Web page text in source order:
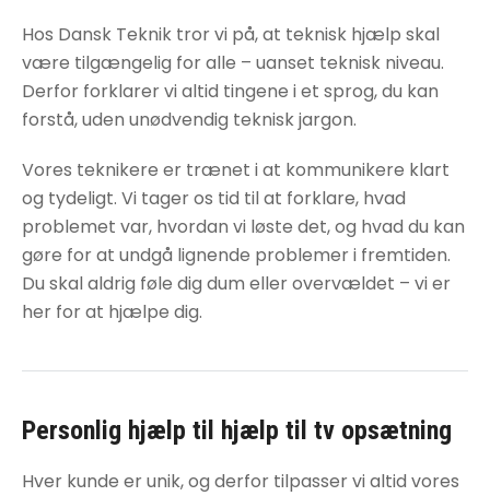
Hos Dansk Teknik tror vi på, at teknisk hjælp skal
være tilgængelig for alle – uanset teknisk niveau.
Derfor forklarer vi altid tingene i et sprog, du kan
forstå, uden unødvendig teknisk jargon.
Vores teknikere er trænet i at kommunikere klart
og tydeligt. Vi tager os tid til at forklare, hvad
problemet var, hvordan vi løste det, og hvad du kan
gøre for at undgå lignende problemer i fremtiden.
Du skal aldrig føle dig dum eller overvældet – vi er
her for at hjælpe dig.
Personlig hjælp til hjælp til tv opsætning
Hver kunde er unik, og derfor tilpasser vi altid vores